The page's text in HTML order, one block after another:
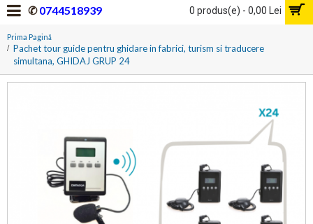
0 produs(e) - 0,00 Lei
✆0744518939
Prima Pagină
Pachet tour guide pentru ghidare in fabrici, turism si traducere
simultana, GHIDAJ GRUP 24